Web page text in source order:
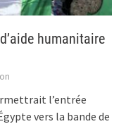
humanitaire
l’entrée
vers la bande de